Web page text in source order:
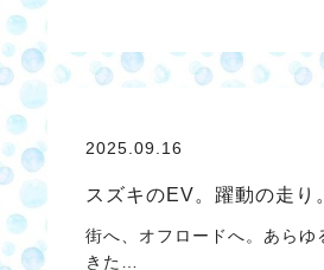
2025.09.16
スズキのEV。躍動の走
街へ、オフロードへ。あら
きた…